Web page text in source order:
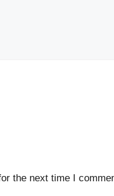
the next time I